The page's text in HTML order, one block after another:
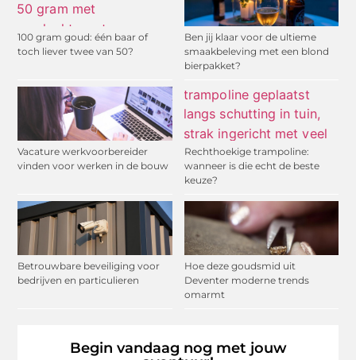
100 gram goud: één baar of
toch liever twee van 50?
Ben jij klaar voor de ultieme
smaakbeleving met een blond
bierpakket?
Vacature werkvoorbereider
vinden voor werken in de bouw
Rechthoekige trampoline:
wanneer is die echt de beste
keuze?
Betrouwbare beveiliging voor
bedrijven en particulieren
Hoe deze goudsmid uit
Deventer moderne trends
omarmt
Begin vandaag nog met jouw